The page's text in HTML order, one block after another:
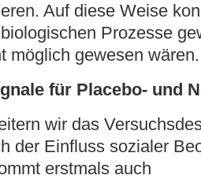
Auf diese Weise
Prozesse
möglich gewesen wären.
für Placebo- und
wir das
der Einfluss sozialer
erstmals auch